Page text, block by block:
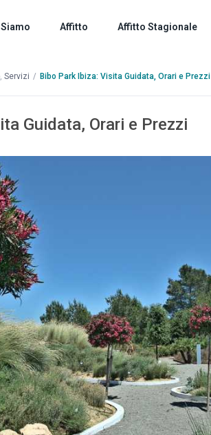
Siamo Affitto Affitto Stagionale
, Servizi Bibo Park Ibiza: Visita Guidata, Orari e Prezzi
Guidata, Orari e Prezzi